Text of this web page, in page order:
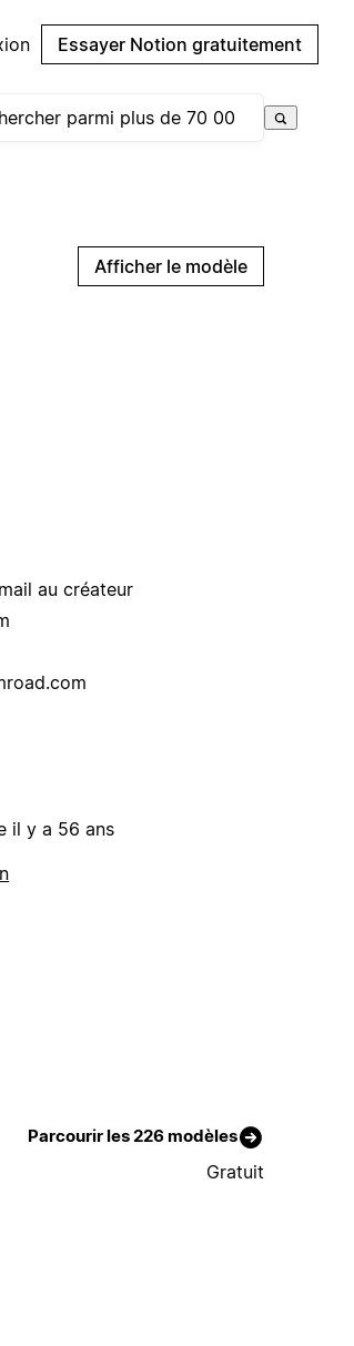
Essayer Notion gratuitement
Afficher le modèle
au créateur
il y a 56 ans
Parcourir les 226 modèles
Gratuit